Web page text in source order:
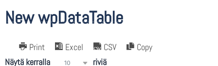
New wpDataTable
Print Excel CSV
Copy
Näytä kerralla
10 riviä